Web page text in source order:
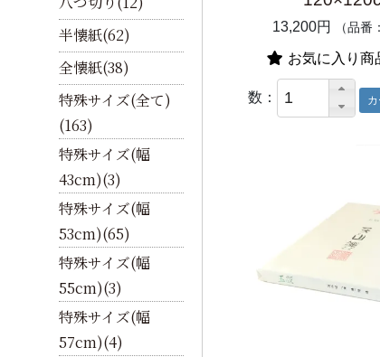
13,200円 （品番
お気に入り商
数：
半懐紙(62)
全懐紙(38)
特殊サイズ(全て)
(163)
特殊サイズ(幅
43cm)(3)
特殊サイズ(幅
53cm)(65)
特殊サイズ(幅
55cm)(3)
特殊サイズ(幅
57cm)(4)